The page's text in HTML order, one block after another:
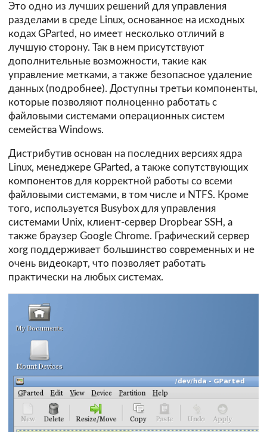
Это одно из лучших решений для управления
разделами в среде Linux, основанное на исходных
кодах GParted, но имеет несколько отличий в
лучшую сторону. Так в нем присутствуют
дополнительные возможности, такие как
управление метками, а также безопасное удаление
данных (подробнее). Доступны третьи компоненты,
которые позволяют полноценно работать с
файловыми системами операционных систем
семейства Windows.
Дистрибутив основан на последних версиях ядра
Linux, менеджере GParted, а также сопутствующих
компонентов для корректной работы со всеми
файловыми системами, в том числе и NTFS. Кроме
того, используется Busybox для управления
системами Unix, клиент-сервер Dropbear SSH, а
также браузер Google Chrome. Графический сервер
xorg поддерживает большинство современных и не
очень видеокарт, что позволяет работать
практически на любых системах.